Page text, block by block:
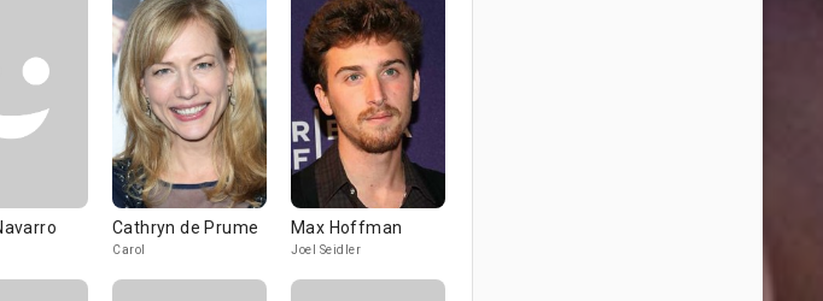
Cathryn de Prume
Carol
Max Hoffman
Joel Seidler